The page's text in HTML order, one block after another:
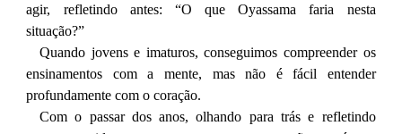
agir, refletindo antes: “O que Oyassama faria nesta
situação?”
Quando jovens e imaturos, conseguimos compreender os
ensinamentos com a mente, mas não é fácil entender
profundamente com o coração.
Com o passar dos anos, olhando para trás e refletindo